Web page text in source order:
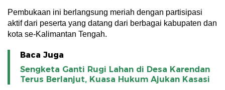
Pembukaan ini berlangsung meriah dengan partisipasi
aktif dari peserta yang datang dari berbagai kabupaten dan
kota se-Kalimantan Tengah.
Baca Juga
Sengketa Ganti Rugi Lahan di Desa Karendan
Terus Berlanjut, Kuasa Hukum Ajukan Kasasi